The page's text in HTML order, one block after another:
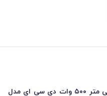
دریل سه‌ نظام آچاری چکشی ۱۳ میلی‌ متر ۵۰۰ وات دی‌ سی‌ ای مدل